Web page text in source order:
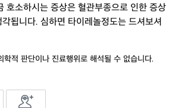
호소하시는 증상은 혈관부종으로 인한 증상
됩니다. 심하면 타이레놀정도는 드셔보셔
적 판단이나 진료행위로 해석될 수 없습니다.